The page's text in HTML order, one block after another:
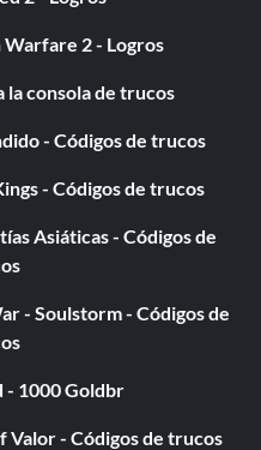
2 - Logros
consola de trucos
- Códigos de trucos
- Códigos de trucos
Asiáticas - Códigos de
- Soulstorm - Códigos de
- 1000 Goldbr
Valor - Códigos de trucos